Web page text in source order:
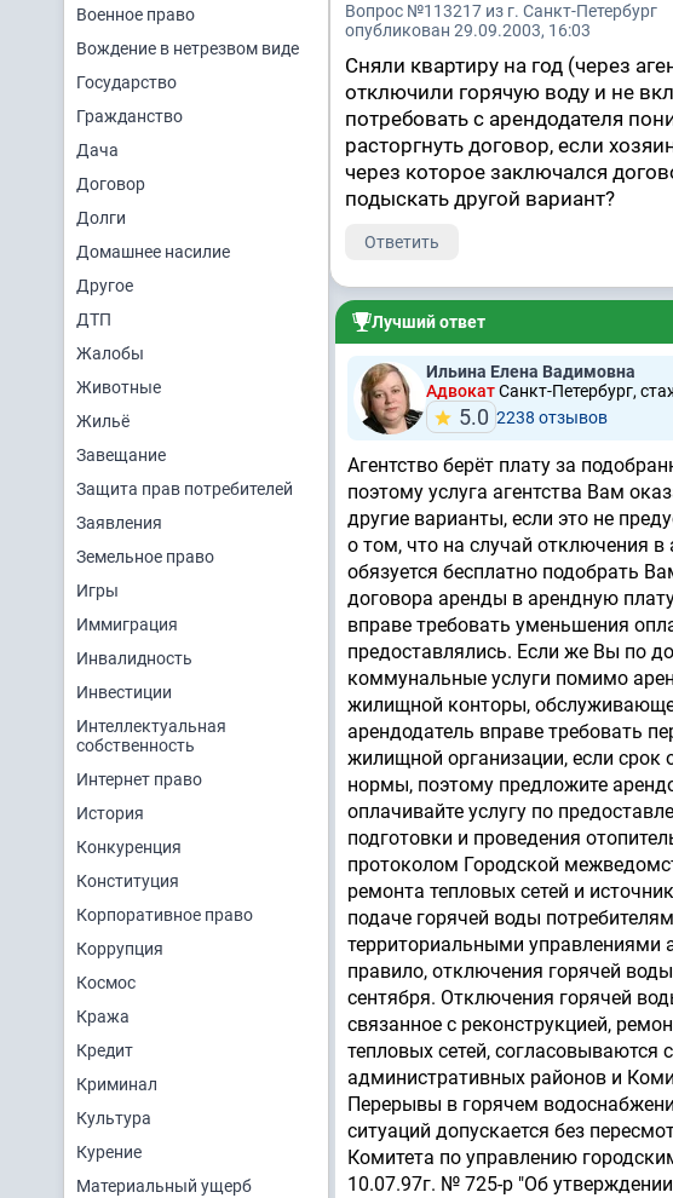
Военное право
Вождение в нетрезвом виде
Государство
Гражданство
Дача
Договор
Долги
Домашнее насилие
Другое
ДТП
Жалобы
Животные
Жильё
Завещание
Защита прав потребителей
Заявления
Земельное право
Игры
Иммиграция
Инвалидность
Инвестиции
Интеллектуальная
собственность
Интернет право
История
Конкуренция
Конституция
Корпоративное право
Коррупция
Космос
Кража
Кредит
Криминал
Культура
Курение
Материальный ущерб
Вопрос №113217 из г. Санкт-Петербург
опубликован 29.09.2003, 16:03
Сняли квартиру на год (через
отключили горячую воду и не
потребовать с арендодателя
расторгнуть договор, если
через которое заключался
подыскать другой вариант?
Ответить
Лучший ответ
Ильина Елена Вадимовна
АдвокатСанкт-Петербург,
5.0 2238 отзывов
Агентство берёт плату за
поэтому услуга агентства Вам
другие варианты, если это не
о том, что на случай отключения
обязуется бесплатно подобрать
договора аренды в арендную
вправе требовать уменьшения
предоставлялись. Если же Вы по
коммунальные услуги помимо
жилищной конторы,
арендодатель вправе требовать
жилищной организации, если
нормы, поэтому предложите
оплачивайте услугу по
подготовки и проведения
протоколом Городской
ремонта тепловых сетей и
подаче горячей воды
территориальными управлениями
правило, отключения горячей
сентября. Отключения горячей
связанное с реконструкцией,
тепловых сетей,
административных районов и
Перерывы в горячем
ситуаций допускается без
Комитета по управлению
10.07.97г. № 725-р "Об